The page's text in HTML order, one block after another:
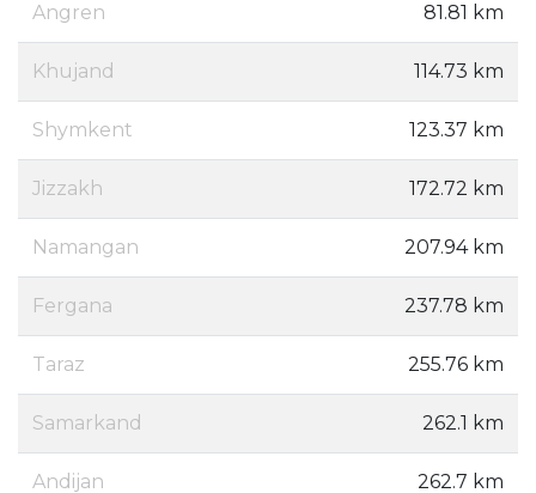
Angren 81.81 km
Khujand 114.73 km
Shymkent 123.37 km
Jizzakh 172.72 km
Namangan 207.94 km
Fergana 237.78 km
Taraz 255.76 km
Samarkand 262.1 km
Andijan 262.7 km